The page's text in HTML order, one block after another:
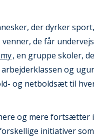
der dyrker
de får
, en gruppe skoler,
og
og netboldsæt til
og mere fortsætter
initiativer